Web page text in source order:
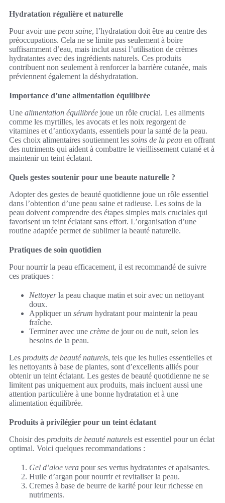
Hydratation régulière et naturelle
Pour avoir une peau saine, l’hydratation doit être au centre des
préoccupations. Cela ne se limite pas seulement à boire
suffisamment d’eau, mais inclut aussi l’utilisation de crèmes
hydratantes avec des ingrédients naturels. Ces produits
contribuent non seulement à renforcer la barrière cutanée, mais
préviennent également la déshydratation.
Importance d’une alimentation équilibrée
Une alimentation équilibrée joue un rôle crucial. Les aliments
comme les myrtilles, les avocats et les noix regorgent de
vitamines et d’antioxydants, essentiels pour la santé de la peau.
Ces choix alimentaires soutiennent les soins de la peau en offrant
des nutriments qui aident à combattre le vieillissement cutané et à
maintenir un teint éclatant.
Quels gestes soutenir pour une beaute naturelle ?
Adopter des gestes de beauté quotidienne joue un rôle essentiel
dans l’obtention d’une peau saine et radieuse. Les soins de la
peau doivent comprendre des étapes simples mais cruciales qui
favorisent un teint éclatant sans effort. L’organisation d’une
routine adaptée permet de sublimer la beauté naturelle.
Pratiques de soin quotidien
Pour nourrir la peau efficacement, il est recommandé de suivre
ces pratiques :
Nettoyerla peau chaque matin et soir avec un nettoyant
doux.
Appliquer un sérum hydratant pour maintenir la peau
fraîche.
Terminer avec une crème de jour ou de nuit, selon les
besoins de la peau.
Les produits de beauté naturels, tels que les huiles essentielles et
les nettoyants à base de plantes, sont d’excellents alliés pour
obtenir un teint éclatant. Les gestes de beauté quotidienne ne se
limitent pas uniquement aux produits, mais incluent aussi une
attention particulière à une bonne hydratation et à une
alimentation équilibrée.
Produits à privilégier pour un teint éclatant
Choisir des produits de beauté naturels est essentiel pour un éclat
optimal. Voici quelques recommandations :
Gel d’aloe vera pour ses vertus hydratantes et apaisantes.
Huile d’argan pour nourrir et revitaliser la peau.
Cremes à base de beurre de karité pour leur richesse en
nutriments.